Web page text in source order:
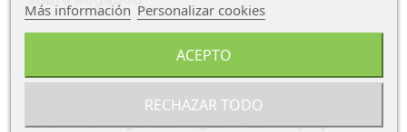
Opiniones de los clientes
Seguridad y comodidad en cada paseo
Labarra de seguridad Bugaboo Butterfly 2 y
Más información Personalizar cookies
RECHAZAR TODO
ACEPTO